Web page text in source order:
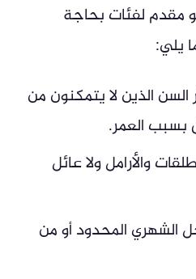
مقدم لفئات بحاجة
يلي:
السن الذين لا يتمكنون من
بسبب العمر.
والأرامل ولا عائل
الشهري المحدود أو من